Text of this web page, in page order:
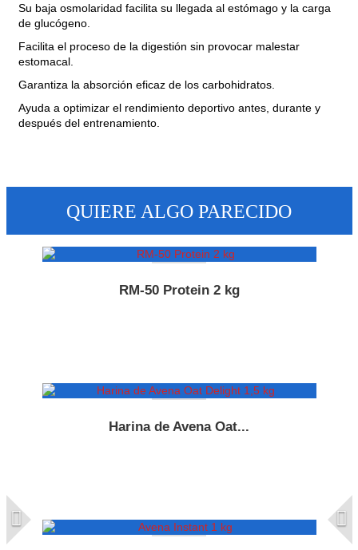
Su baja osmolaridad facilita su llegada al estómago y la carga
de glucógeno.
Facilita el proceso de la digestión sin provocar malestar
estomacal.
Garantiza la absorción eficaz de los carbohidratos.
Ayuda a optimizar el rendimiento deportivo antes, durante y
después del entrenamiento.
QUIERE ALGO PARECIDO
RM-50 Protein 2 kg
Harina de Avena Oat...